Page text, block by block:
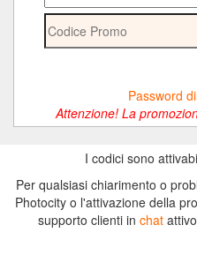
Password
Attenzione! La
I codici sono
Per qualsiasi chiarimento o
Photocity o l'attivazione della
supporto clienti in chat